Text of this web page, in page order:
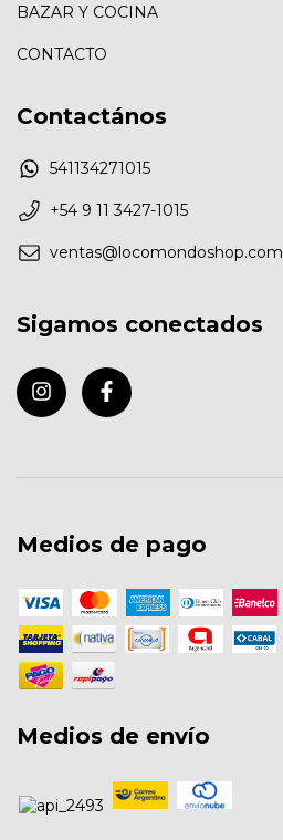
BAZAR Y COCINA
CONTACTO
Contactános
541134271015
+54 9 11 3427-1015
ventas@locomondoshop.com
Sigamos conectados
Medios de pago
Medios de envío